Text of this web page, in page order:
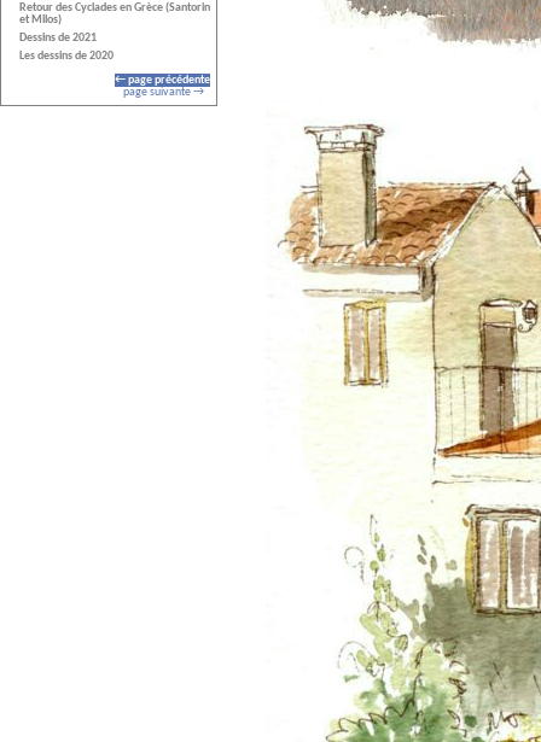
Retour des Cyclades en Grèce (Santorin
et Milos)
Dessins de 2021
Les dessins de 2020
← page précédente
page suivante →